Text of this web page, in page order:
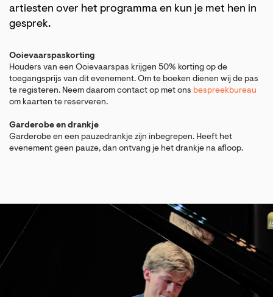
artiesten over het programma en kun je met hen in
gesprek.
Ooievaarspaskorting
Houders van een Ooievaarspas krijgen 50% korting op de
toegangsprijs van dit evenement. Om te boeken dienen wij de pas
te registeren. Neem daarom contact op met ons bespreekbureau
om kaarten te reserveren.
Garderobe en drankje
Garderobe en een pauzedrankje zijn inbegrepen. Heeft het
evenement geen pauze, dan ontvang je het drankje na afloop.
Overslaan